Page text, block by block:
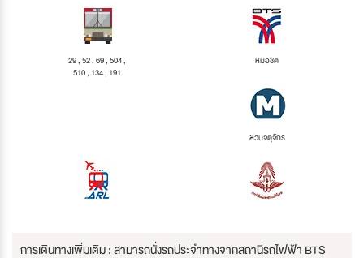
29 , 52 , 69 , 504 ,
510 , 134 , 191
หมอชิต
สวนจตุจักร
การเดินทางเพิ่มเติม : สามารถนั่งรถประจำทางจากสถานีรถไฟฟ้า BTS